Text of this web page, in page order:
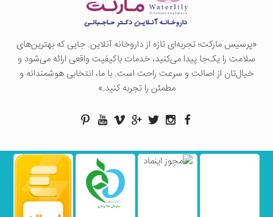
«پرسيس ماركت؛ تجربه‌ای تازه از داروخانه آنلاین. جایی که بهترین‌های
سلامت را یک‌جا پیدا می‌کنید، خدمات باکیفیت واقعی ارائه می‌شود و
خیال‌تان از اصالت و سرعت راحت است. با ما، انتخابی هوشمندانه و
مطمئن را تجربه کنید.»